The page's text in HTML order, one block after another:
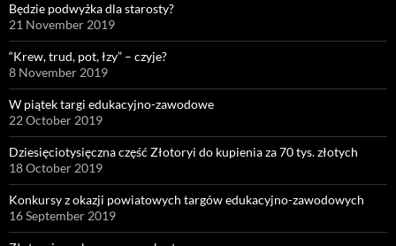
Będzie podwyżka dla starosty?
21 November 2019
“Krew, trud, pot, łzy” – czyje?
8 November 2019
W piątek targi edukacyjno-zawodowe
22 October 2019
Dziesięciotysięczna część Złotoryi do kupienia za 70 tys. złotych
18 October 2019
Konkursy z okazji powiatowych targów edukacyjno-zawodowych
16 September 2019